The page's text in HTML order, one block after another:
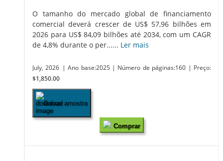
O tamanho do mercado global de financiamento
comercial deverá crescer de US$ 57,96 bilhões em
2026 para US$ 84,09 bilhões até 2034, com um CAGR
de 4,8% durante o per...... Ler mais
July, 2026 | Ano base:2025 | Número de páginas:160 | Preço:
$1,850.00
Baixar amostra
Comprar